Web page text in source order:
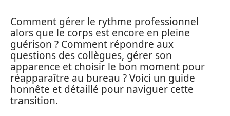
Comment gérer le rythme professionnel
alors que le corps est encore en pleine
guérison ? Comment répondre aux
questions des collègues, gérer son
apparence et choisir le bon moment pour
réapparaître au bureau ? Voici un guide
honnête et détaillé pour naviguer cette
transition.